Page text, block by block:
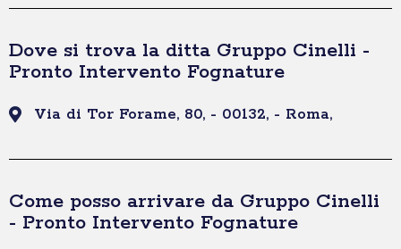
Dove si trova la ditta Gruppo Cinelli -
Pronto Intervento Fognature
Via di Tor Forame, 80, - 00132, - Roma,
Come posso arrivare da Gruppo Cinelli
- Pronto Intervento Fognature